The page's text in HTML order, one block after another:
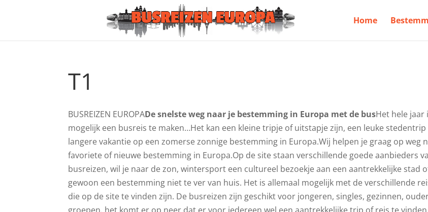
Home
T1
BUSREIZEN EUROPADe snelste weg naar je bestemming in Europa met de busHet hele jaar
mogelijk een busreis te maken…Het kan een kleine tripje of uitstapje zijn, een leuke stedentrip
langere vakantie op een zomerse zonnige bestemming in Europa.Wij helpen je graag op weg
favoriete of nieuwe bestemming in Europa.Op de site staan verschillende goede aanbieders
busreizen, wil je naar de zon, wintersport een cultureel bezoekje aan een aantrekkelijke stad
gewoon een bestemming niet te ver van huis. Het is allemaal mogelijk met de verschillende
die op de site te vinden zijn. De busreizen zijn geschikt voor jongeren, singles, gezinnen,